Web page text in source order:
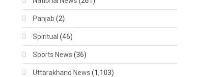
Panjab (2)
Spiritual (46)
Sports News (36)
Uttarakhand News (1,103)